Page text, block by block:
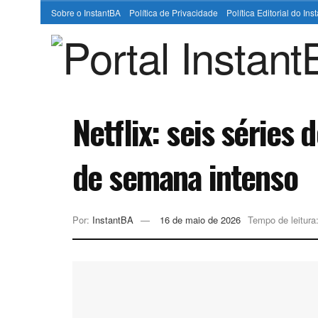
Sobre o InstantBA Política de Privacidade Política Editorial do
Netflix: seis séries
de semana intenso
Por: InstantBA 16 de maio de 2026 Tempo de